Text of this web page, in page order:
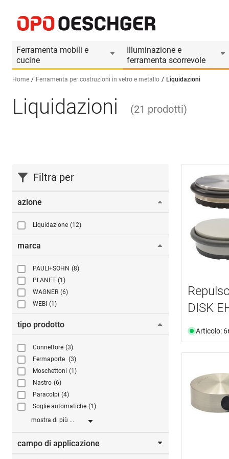
Ferramenta mobili e
cucine
Illuminazione e
ferramenta scorrevole
Seleziona una lingua (IT)
Home Ferramenta per costruzioni in vetro e metallo Liquidazioni
Liquidazioni (21 prodotti)
Filtra per
azione
Liquidazione (12)
marca
PAULI+SOHN (8)
PLANET (1)
WAGNER (6)
WEBI (1)
tipo prodotto
Connettore (3)
Fermaporte (3)
Moschettoni (1)
Nastro (6)
Paracolpi (4)
Soglie automatiche (1)
mostra di più ...
campo di applicazione
DISK
Articolo: